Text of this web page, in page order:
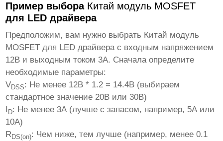
Пример выбора Китай модуль MOSFET
для LED драйвера
Предположим, вам нужно выбрать Китай модуль
MOSFET для LED драйвера с входным напряжением
12В и выходным током 3А. Сначала определите
необходимые параметры:
VDSS: Не менее 12В * 1.2 = 14.4В (выбираем
стандартное значение 20В или 30В)
D: Не менее 3А (лучше с запасом, например, 5А или
10А)
RDS(on): Чем ниже, тем лучше (например, менее 0.1